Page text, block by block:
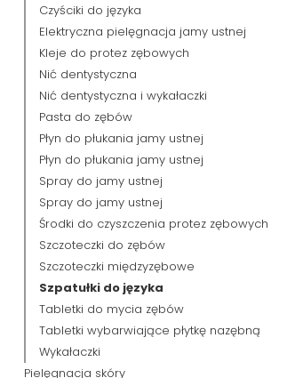
Czyściki do języka
Elektryczna pielęgnacja jamy ustnej
Kleje do protez zębowych
Nić dentystyczna
Nić dentystyczna i wykałaczki
Pasta do zębów
Płyn do płukania jamy ustnej
Płyn do płukania jamy ustnej
Spray do jamy ustnej
Spray do jamy ustnej
Środki do czyszczenia protez zębowych
Szczoteczki do zębów
Szczoteczki międzyzębowe
Szpatułki do języka
Tabletki do mycia zębów
Tabletki wybarwiające płytkę nazębną
Wykałaczki
Pielęgnacja skóry